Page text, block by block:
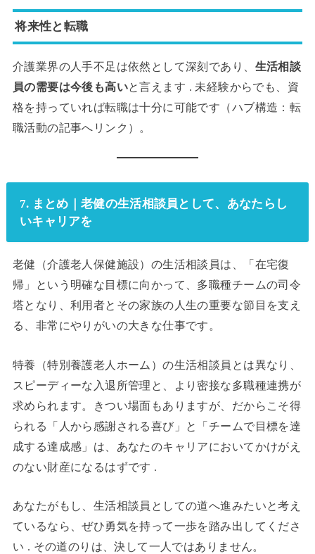
将来性と転職
介護業界の人手不足は依然として深刻であり、 生活相談
員の需要は今後も高いと言えます . 未経験からでも、資
格を持っていれば転職は十分に可能です（ハブ構造：転
職活動の記事へリンク）。
7. まとめ｜老健の生活相談員として、あなたらし
いキャリアを
老健（介護老人保健施設）の生活相談員は、「在宅復
帰」という明確な目標に向かって、多職種チームの司令
塔となり、利用者とその家族の人生の重要な節目を支え
る、非常にやりがいの大きな仕事です。
特養（特別養護老人ホーム）の生活相談員とは異なり、
スピーディーな入退所管理と、より密接な多職種連携が
求められます。きつい場面もありますが、だからこそ得
られる「人から感謝される喜び」と「チームで目標を達
成する達成感」は、あなたのキャリアにおいてかけがえ
のない財産になるはずです .
あなたがもし、生活相談員としての道へ進みたいと考え
ているなら、ぜひ勇気を持って一歩を踏み出してくださ
い . その道のりは、決して一人ではありません。